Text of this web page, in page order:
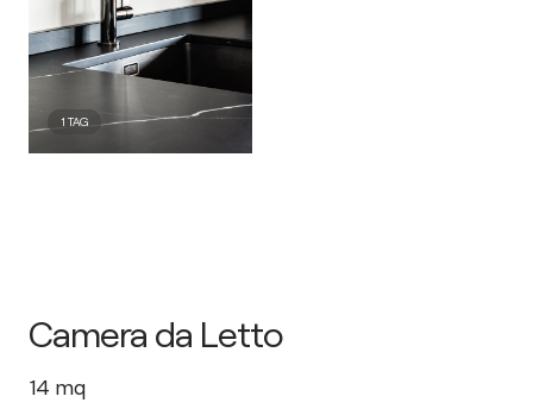
1 TAG
Camera da Letto
14 mq